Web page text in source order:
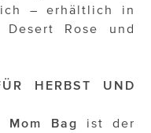
– erhältlich in
Rose und
HERBST UND
Mom Bag ist der